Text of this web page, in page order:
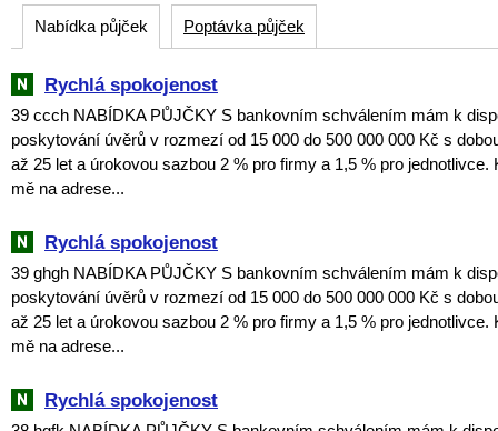
Nabídka půjček Poptávka půjček
Rychlá spokojenost
39 ccch NABÍDKA PŮJČKY S bankovním schválením mám k
poskytování úvěrů v rozmezí od 15 000 do 500 000 000 Kč s
až 25 let a úrokovou sazbou 2 % pro firmy a 1,5 % pro jednotlivce.
mě na adrese...
Rychlá spokojenost
39 ghgh NABÍDKA PŮJČKY S bankovním schválením mám k
poskytování úvěrů v rozmezí od 15 000 do 500 000 000 Kč s
až 25 let a úrokovou sazbou 2 % pro firmy a 1,5 % pro jednotlivce.
mě na adrese...
Rychlá spokojenost